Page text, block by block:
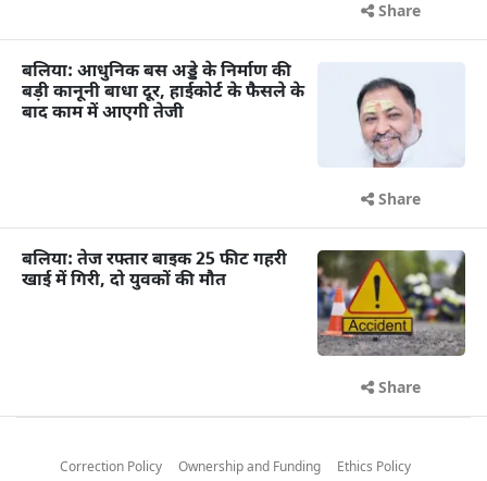
Share
बलिया: आधुनिक बस अड्डे के निर्माण की
बड़ी कानूनी बाधा दूर, हाईकोर्ट के फैसले के
बाद काम में आएगी तेजी
Share
बलिया: तेज रफ्तार बाइक 25 फीट गहरी
खाई में गिरी, दो युवकों की मौत
Share
Correction Policy Ownership and Funding
Ethics Policy